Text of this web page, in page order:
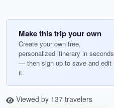
Make this trip your own
Create your own free,
personalized itinerary in seconds
— then sign up to save and edit
it.
Viewed by 137 travelers